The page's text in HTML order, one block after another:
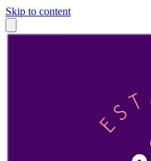
Skip to content